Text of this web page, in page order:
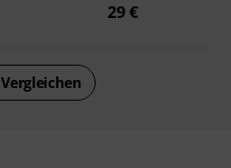
29 €
Vergleichen